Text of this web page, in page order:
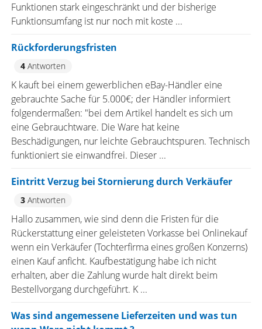
Funktionen stark eingeschränkt und der bisherige
Funktionsumfang ist nur noch mit koste ...
Rückforderungsfristen
4Antworten
K kauft bei einem gewerblichen eBay-Händler eine
gebrauchte Sache für 5.000€; der Händler informiert
folgendermaßen: "bei dem Artikel handelt es sich um
eine Gebrauchtware. Die Ware hat keine
Beschädigungen, nur leichte Gebrauchtspuren. Technisch
funktioniert sie einwandfrei. Dieser ...
Eintritt Verzug bei Stornierung durch Verkäufer
3Antworten
Hallo zusammen, wie sind denn die Fristen für die
Rückerstattung einer geleisteten Vorkasse bei Onlinekauf
wenn ein Verkäufer (Tochterfirma eines großen Konzerns)
einen Kauf anficht. Kaufbestätigung habe ich nicht
erhalten, aber die Zahlung wurde halt direkt beim
Bestellvorgang durchgeführt. K ...
Was sind angemessene Lieferzeiten und was tun